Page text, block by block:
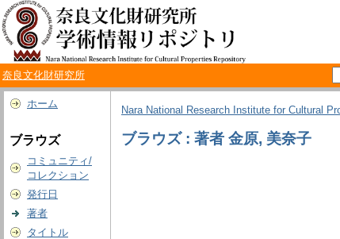
奈良文化財研究所
ホーム
ブラウズ
コミュニティ/
コレクション
発行日
著者
タイトル
Nara National Research Institute for Cultural
ブラウズ : 著者 金原, 美奈子